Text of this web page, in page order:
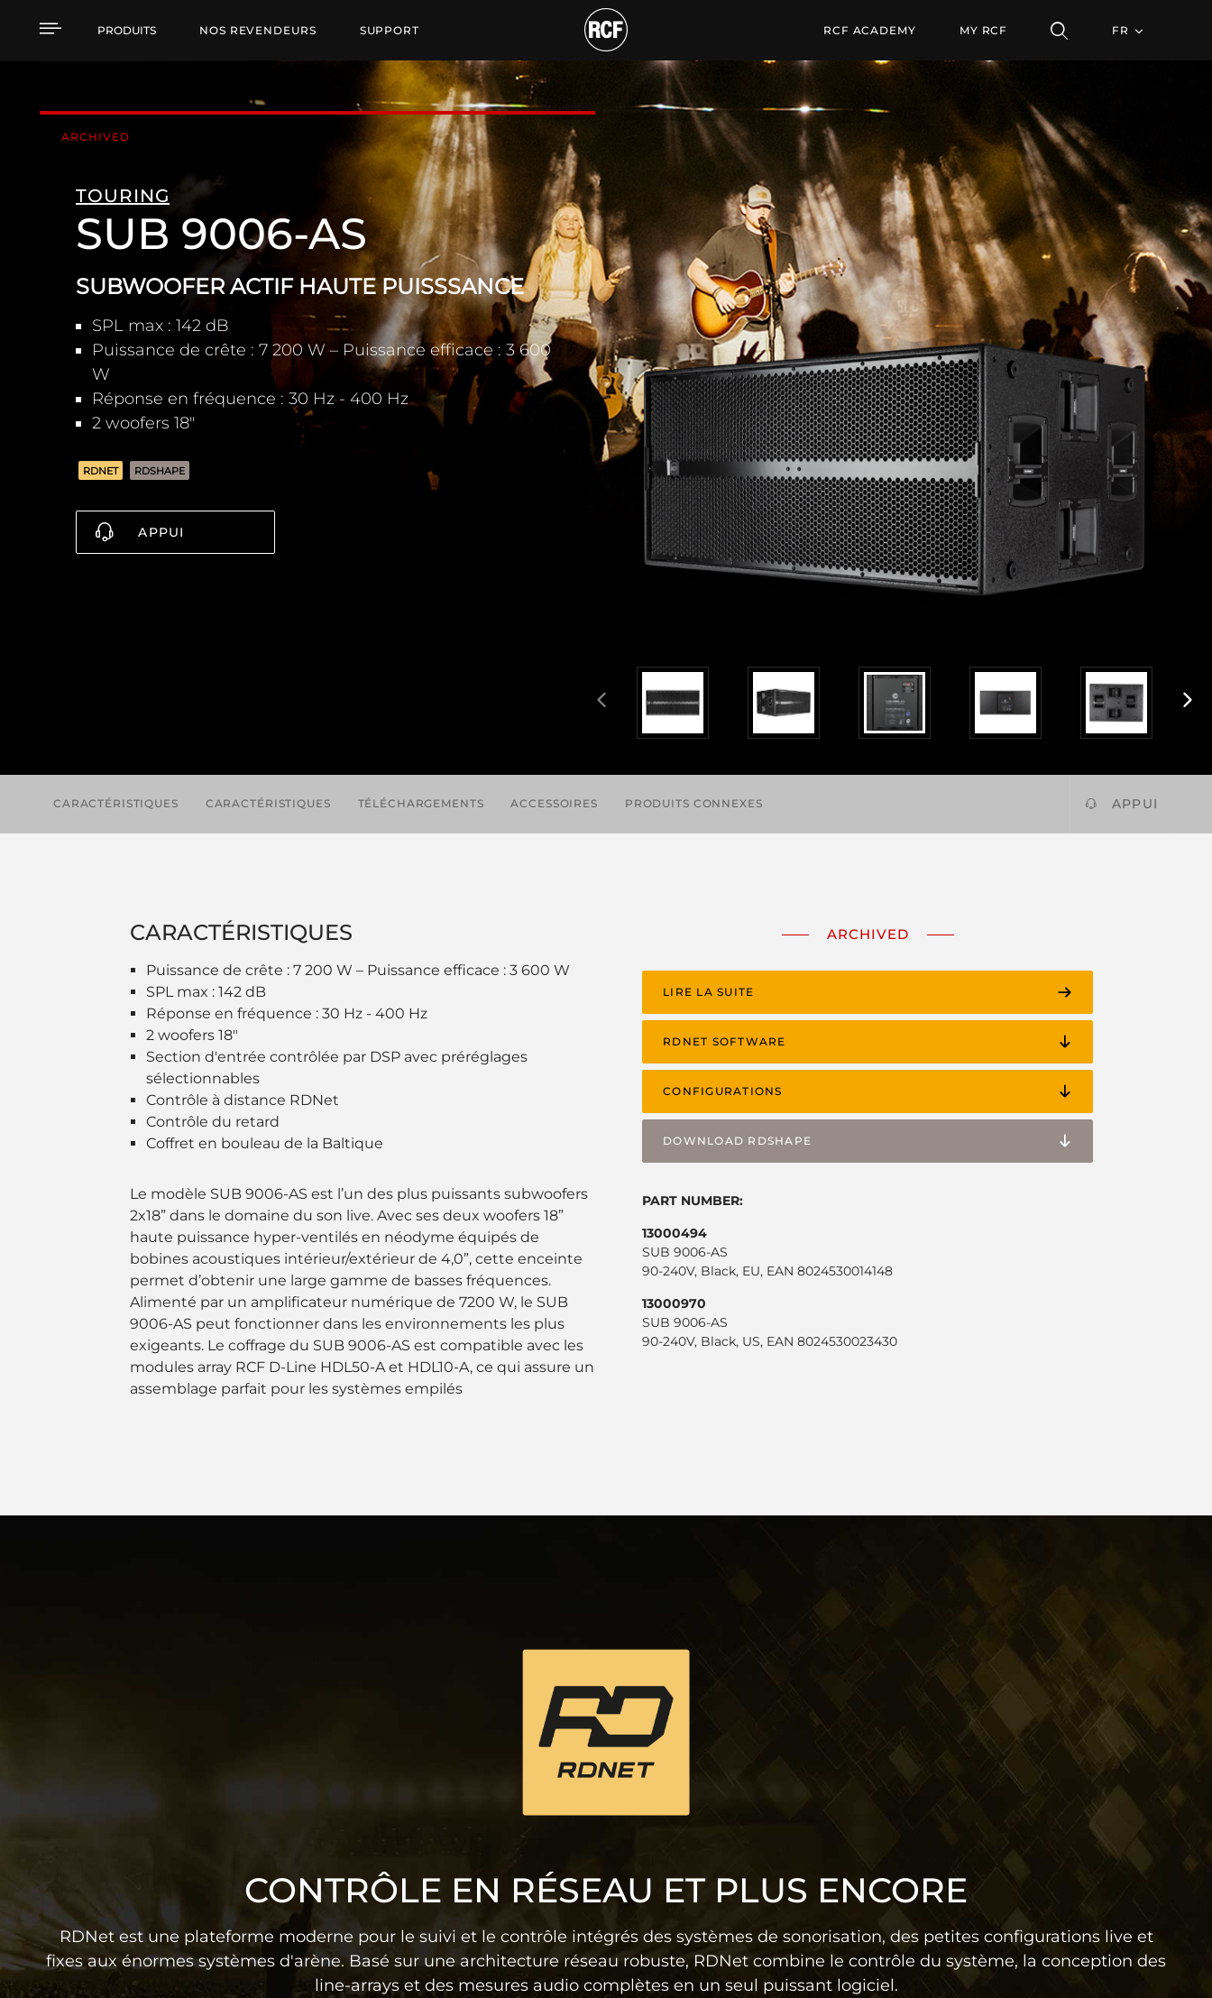
SUB 9006-AS SUBWOOFER ACTIF HAUTE PUISSSANCE
PRODUITS NOS REVENDEURS SUPPORT RCF ACADEMY MY RCF FR
ARCHIVED
TOURING
SUB 9006-AS
SUBWOOFER ACTIF HAUTE PUISSSANCE
SPL max : 142 dB
Puissance de crête : 7 200 W – Puissance efficace : 3 600
W
Réponse en fréquence : 30 Hz - 400 Hz
2 woofers 18"
RDNET RDSHAPE
APPUI
CARACTÉRISTIQUES CARACTÉRISTIQUES TÉLÉCHARGEMENTS ACCESSOIRES PRODUITS CONNEXES APPUI
CARACTÉRISTIQUES
Puissance de crête : 7 200 W – Puissance efficace : 3 600 W
SPL max : 142 dB
Réponse en fréquence : 30 Hz - 400 Hz
2 woofers 18"
Section d'entrée contrôlée par DSP avec préréglages
sélectionnables
Contrôle à distance RDNet
Contrôle du retard
Coffret en bouleau de la Baltique
Le modèle SUB 9006-AS est l’un des plus puissants subwoofers
2x18” dans le domaine du son live. Avec ses deux woofers 18”
haute puissance hyper-ventilés en néodyme équipés de
bobines acoustiques intérieur/extérieur de 4,0”, cette enceinte
permet d’obtenir une large gamme de basses fréquences.
Alimenté par un amplificateur numérique de 7200 W, le SUB
9006-AS peut fonctionner dans les environnements les plus
exigeants. Le coffrage du SUB 9006-AS est compatible avec les
modules array RCF D-Line HDL50-A et HDL10-A, ce qui assure un
assemblage parfait pour les systèmes empilés
ARCHIVED
LIRE LA SUITE
RDNET SOFTWARE
CONFIGURATIONS
DOWNLOAD RDSHAPE
PART NUMBER:
13000494
SUB 9006-AS
90-240V, Black, EU, EAN 8024530014148
13000970
SUB 9006-AS
90-240V, Black, US, EAN 8024530023430
CONTRÔLE EN RÉSEAU ET PLUS ENCORE
RDNet est une plateforme moderne pour le suivi et le contrôle intégrés des systèmes de sonorisation, des petites configurations live et
fixes aux énormes systèmes d'arène. Basé sur une architecture réseau robuste, RDNet combine le contrôle du système, la conception des
line-arrays et des mesures audio complètes en un seul puissant logiciel.